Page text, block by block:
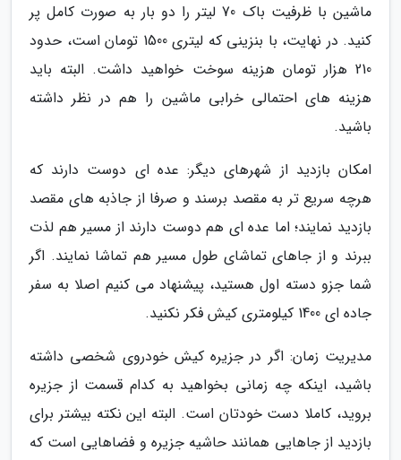
ماشین با ظرفیت باک 70 لیتر را دو بار به صورت کامل پر
کنید. در نهایت، با بنزینی که لیتری 1500 تومان است، حدود
210 هزار تومان هزینه سوخت خواهید داشت. البته باید
هزینه های احتمالی خرابی ماشین را هم در نظر داشته
باشید.
امکان بازدید از شهرهای دیگر: عده ای دوست دارند که
هرچه سریع تر به مقصد برسند و صرفا از جاذبه های مقصد
بازدید نمایند؛ اما عده ای هم دوست دارند از مسیر هم لذت
ببرند و از جاهای تماشای طول مسیر هم تماشا نمایند. اگر
شما جزو دسته اول هستید، پیشنهاد می کنیم اصلا به سفر
جاده ای 1400 کیلومتری کیش فکر نکنید.
مدیریت زمان: اگر در جزیره کیش خودروی شخصی داشته
باشید، اینکه چه زمانی بخواهید به کدام قسمت از جزیره
بروید، کاملا دست خودتان است. البته این نکته بیشتر برای
بازدید از جاهایی همانند حاشیه جزیره و فضاهایی است که